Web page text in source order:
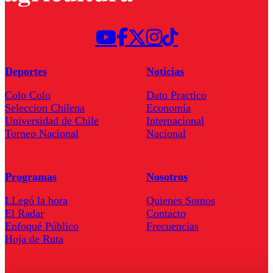
Deportes
Colo Colo
Seleccion Chilena
Universidad de Chile
Torneo Nacional
Noticias
Dato Practico
Economía
Internacional
Nacional
Programas
LLegó la hora
El Radar
Enfoqué Público
Hoja de Ruta
Nosotros
Quienes Somos
Contacto
Frecuencias